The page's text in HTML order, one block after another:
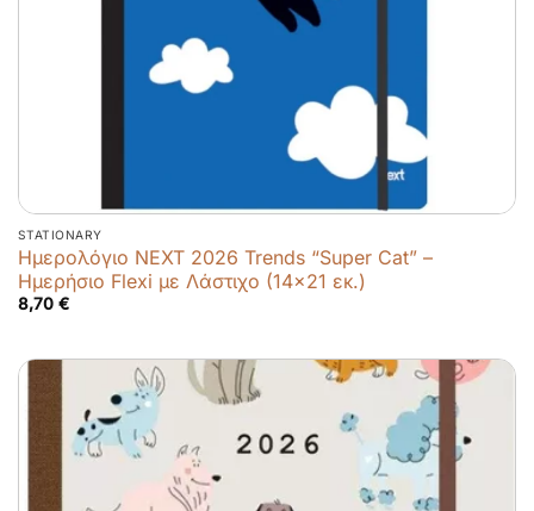
STATIONARY
Ημερολόγιο NEXT 2026 Trends “Super Cat” –
Ημερήσιο Flexi με Λάστιχο (14×21 εκ.)
8,70 €